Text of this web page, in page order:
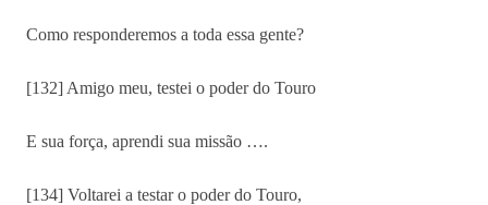
Como responderemos a toda essa gente?
[132] Amigo meu, testei o poder do Touro
E sua força, aprendi sua missão ….
[134] Voltarei a testar o poder do Touro,